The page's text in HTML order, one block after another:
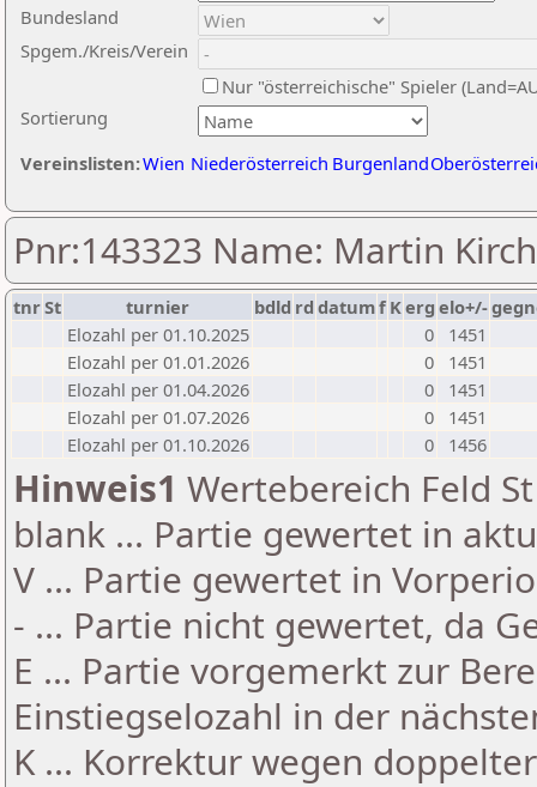
Sortierung
Bundesland
Spgem./Kreis/Verein
Nur "österreichische" Spieler
Vereinslisten:Wien Niederösterreich Burgenland
Pnr:143323 Name: Martin
tnrSt turnier bdld rd datumf Kerg elo+/-
Elozahl per 01.10.2025
0
1451
Elozahl per 01.01.2026
0
1451
Elozahl per 01.04.2026
0
1451
Elozahl per 01.07.2026
0
1451
Elozahl per 01.10.2026
0 1456
Hinweis1 Wertebereich Feld
blank ... Partie gewertet in
V ... Partie gewertet in
- ... Partie nicht gewertet, da
E ... Partie vorgemerkt zur
Einstiegselozahl in der
K ... Korrektur wegen